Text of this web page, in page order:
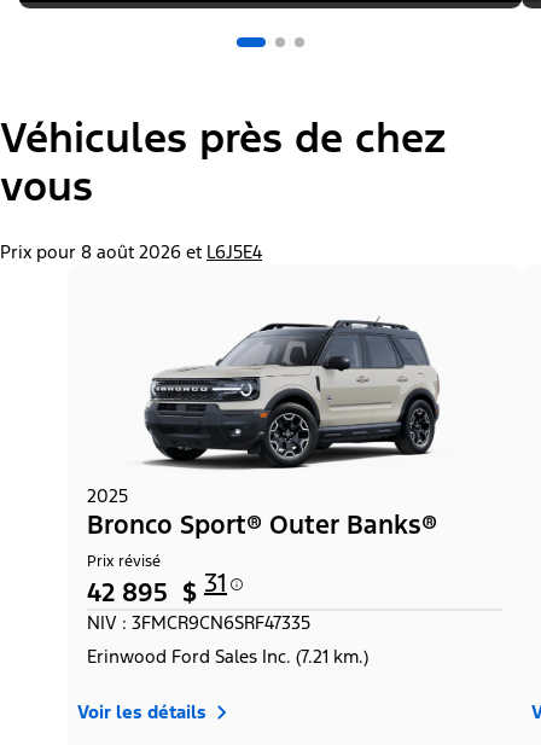
Véhicules près de chez
vous
Prix pour 8 août 2026 et L6J5E4
2025
Bronco Sport® Outer Banks®
Prix révisé
42 895 $ 31
NIV : 3FMCR9CN6SRF47335
Erinwood Ford Sales Inc. (7.21 km.)
Voir les détails